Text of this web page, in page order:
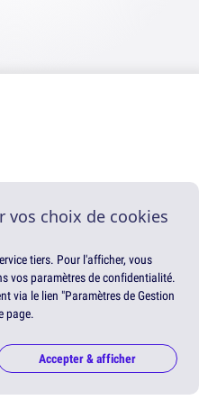
vos choix de cookies
tiers. Pour l'afficher, vous
vos paramètres de confidentialité.
via le lien "Paramètres de Gestion
page.
Accepter & afficher